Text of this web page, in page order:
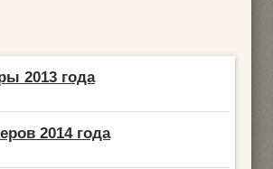
2013 года
2014 года